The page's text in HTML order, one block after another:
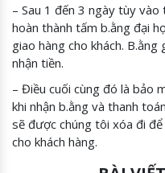
– Sau 1 đến 3 ngày tùy
hoàn thành tấm b.ằng đại
giao hàng cho khách.
nhận tiền.
– Điều cuối cùng đó là bảo
khi nhận b.ằng và thanh
sẽ được chúng tôi xóa đi
cho khách hàng.